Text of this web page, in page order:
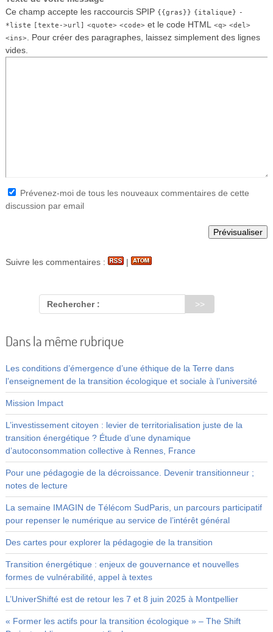
Ce champ accepte les raccourcis SPIP {{gras}} {italique} -
*liste [texte->url] <quote> <code>et le code HTML <q> <del>
<ins>. Pour créer des paragraphes, laissez simplement des lignes
vides.
Prévenez-moi de tous les nouveaux commentaires de cette
discussion par email
Suivre les commentaires : |
Rechercher :
Dans la même rubrique
Les conditions d’émergence d’une éthique de la Terre dans
l’enseignement de la transition écologique et sociale à l’université
Mission Impact
L’investissement citoyen : levier de territorialisation juste de la
transition énergétique ? Étude d’une dynamique
d’autoconsommation collective à Rennes, France
Pour une pédagogie de la décroissance. Devenir transitionneur ;
notes de lecture
La semaine IMAGIN de Télécom SudParis, un parcours participatif
pour repenser le numérique au service de l’intérêt général
Des cartes pour explorer la pédagogie de la transition
Transition énergétique : enjeux de gouvernance et nouvelles
formes de vulnérabilité, appel à textes
L’UniverShifté est de retour les 7 et 8 juin 2025 à Montpellier
« Former les actifs pour la transition écologique » – The Shift